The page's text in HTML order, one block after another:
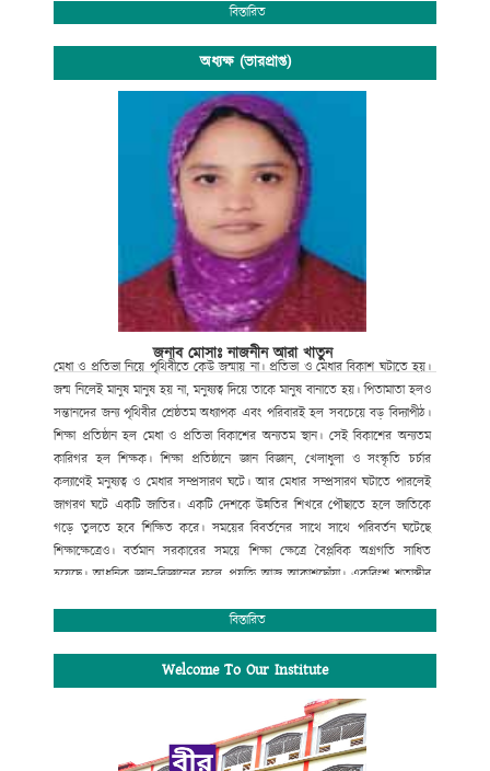
বিস্তারিত
অধ্যক্ষ (ভারপ্রাপ্ত)
জনাব মোসাঃ নাজনীন আরা খাতুন
মেধাও প্রতিভা নিয়ে পৃথিবীতে কেউ জন্মায় না। প্রতিভা ও মেধার বিকাশ ঘটাতে হয়।
জন্ম নিলেই মানুষ মানুষ হয় না,মনুষ্যত্ব দিয়ে তাকে মানুষ বানাতে হয়। পিতামাতা হলও
সন্তানদের জন্য পৃথিবীর শ্রেষ্ঠতম অধ্যাপক এবং পরিবারই হল সবচেয়ে বড় বিদ্যাপীঠ।
শিক্ষা প্রতিষ্ঠান হল মেধা ও প্রতিভা বিকাশের অন্যতম স্থান। সেই বিকাশের অন্যতম
কারিগর হল শিক্ষক। শিক্ষা প্রতিষ্ঠানে জ্ঞান বিজ্ঞান, খেলাধুলা ও সংস্কৃতি চর্চার
কল্যাণেই মনুষ্যত্ব ও মেধার সম্প্রসারণ ঘটে। আর মেধার সম্প্রসারণ ঘটাতে পারলেই
জাগরণ ঘটে একটি জাতির। একটি দেশকে উন্নতির শিখরে পৌছাতে হলে জাতিকে
গড়ে তুলতে হবে শিক্ষিত করে। সময়ের বিবর্তনের সাথে সাথে পরিবর্তন ঘটেছে
শিক্ষাক্ষেত্রেও। বর্তমান সরকারের সময়ে শিক্ষা ক্ষেত্রে বৈপ্লবিক অগ্রগতি সাধিত
হয়েছে। আধুনিক জ্ঞান-বিজ্ঞানের ফলে প্রযুক্তি আজ আকাশছোঁয়া। একবিংশ শতাব্দীর
সর্বোচ্চ বিদ্যাপীঠ
প্রজেক্টর ও ল্যাপটপের মাধ্যমে শিক্ষার্থীদের
পদ্ধতিতে পাঠদান প্রক্রিয়া চালু করা হয়েছে। এছাড়া আধুনিক ডিজিটাল ল্যাব,বিজ্ঞান
খেলাধুলা ও সাহিত্য
পদ্ধতিতে ডিজিটাল হাজিরা চালু
শৃঙ্খলা নিশ্চিত করণে প্রতিষ্ঠানকে ক্লোজ সার্কিট ক্যামেরার
বিস্তারিত
Welcome To Our Institute